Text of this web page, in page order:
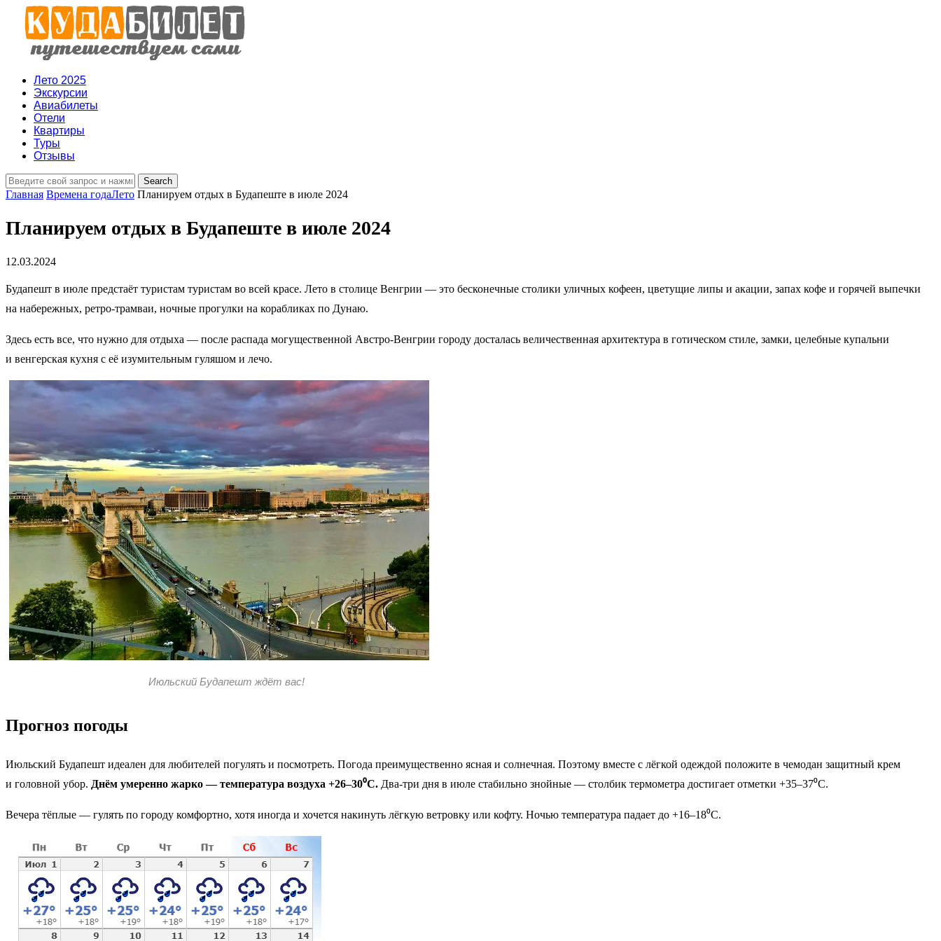
Лето 2025
Экскурсии
Авиабилеты
Отели
Квартиры
Туры
Отзывы
Главная Времена годаЛето Планируем отдых в Будапеште в июле 2024
Планируем отдых в Будапеште в июле 2024
12.03.2024
Будапешт в июле предстаёт туристам туристам во всей красе. Лето в столице Венгрии — это бесконечные столики уличных кофеен, цветущие липы и акации, запах кофе и горячей выпечки
на набережных, ретро-трамваи, ночные прогулки на корабликах по Дунаю.
Здесь есть все, что нужно для отдыха — после распада могущественной Австро-Венгрии городу досталась величественная архитектура в готическом стиле, замки, целебные купальни
и венгерская кухня с её изумительным гуляшом и лечо.
Июльский Будапешт ждёт вас!
Прогноз погоды
Июльский Будапешт идеален для любителей погулять и посмотреть. Погода преимущественно ясная и солнечная. Поэтому вместе с лёгкой одеждой положите в чемодан защитный крем
и головной убор. Днём умеренно жарко — температура воздуха +26–30⁰С. Два-три дня в июле стабильно знойные — столбик термометра достигает отметки +35–37⁰С.
Вечера тёплые — гулять по городу комфортно, хотя иногда и хочется накинуть лёгкую ветровку или кофту. Ночью температура падает до +16–18⁰С.